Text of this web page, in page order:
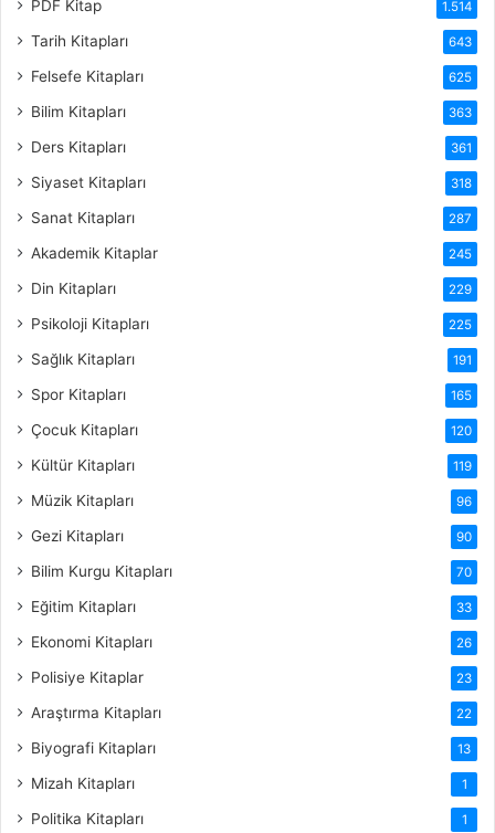
PDF Kitap 1.514
Tarih Kitapları 643
Felsefe Kitapları 625
Bilim Kitapları 363
Ders Kitapları 361
Siyaset Kitapları 318
Sanat Kitapları 287
Akademik Kitaplar 245
Din Kitapları 229
Psikoloji Kitapları 225
Sağlık Kitapları 191
Spor Kitapları 165
Çocuk Kitapları 120
Kültür Kitapları 119
Müzik Kitapları 96
Gezi Kitapları 90
Bilim Kurgu Kitapları 70
Eğitim Kitapları 33
Ekonomi Kitapları 26
Polisiye Kitaplar 23
Araştırma Kitapları 22
Biyografi Kitapları 13
Mizah Kitapları 1
Politika Kitapları 1